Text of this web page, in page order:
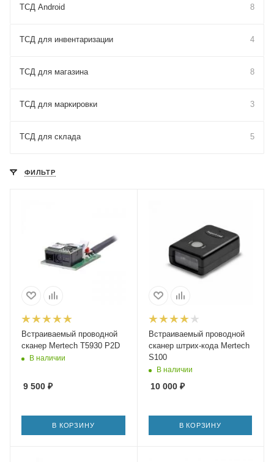
ТСД Android 8
ТСД для инвентаризации 4
ТСД для магазина 8
ТСД для маркировки 3
ТСД для склада 5
ФИЛЬТР
Встраиваемый проводной
сканер Mertech T5930 P2D
В наличии
9 500 ₽
В КОРЗИНУ
Встраиваемый проводной
сканер штрих-кода Mertech
S100
В наличии
10 000₽
В КОРЗИНУ